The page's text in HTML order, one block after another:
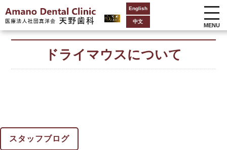
English
中文
MENU
ドライマウスについて
スタッフブログ